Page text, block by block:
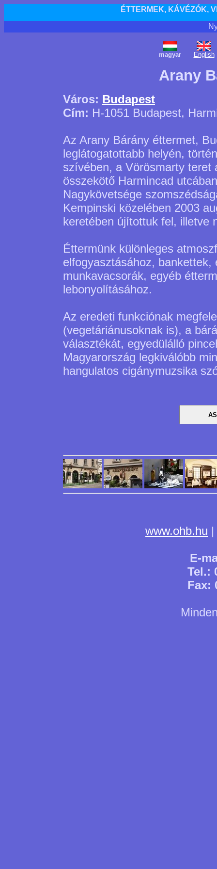
ÉTTERMEK, KÁVÉZÓK,
magyar English
Arany
Város: Budapest
Cím: H-1051 Budapest,
Az Arany Bárány éttermet,
leglátogatottabb helyén,
szívében, a Vörösmarty teret
összekötő Harmincad
Nagykövetsége
Kempinski közelében 2003
keretében újítottuk fel, illetve
Éttermünk különleges
elfogyasztásához,
munkavacsorák, egyéb
lebonyolításához.
Az eredeti funkciónak
(vegetáriánusoknak is), a
választékát, egyedülálló
Magyarország legkiválóbb
hangulatos cigánymuzsika
www.ohb.hu |
E-
Tel.:
Fax: